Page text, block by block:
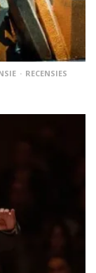
RECENSIES